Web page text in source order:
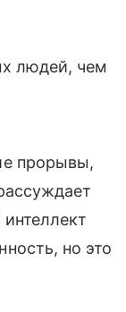
людей, чем
прорывы,
но это